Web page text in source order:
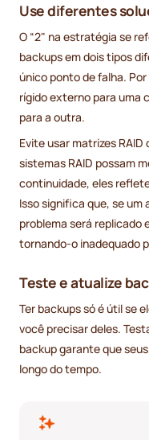
Use diferentes
O “2" na estratégia se
backups em dois tipos
único ponto de falha.
rígido externo para uma
para a outra.
Evite usar matrizes
sistemas RAID possam
continuidade, eles
Isso significa que, se
problema será replicado
tornando-o inadequado
Teste e atualize
Ter backups só é útil se
você precisar deles.
backup garante que
longo do tempo.